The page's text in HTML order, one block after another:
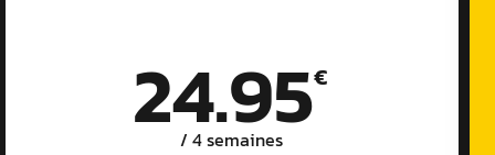
24.95€
/ 4 semaines​